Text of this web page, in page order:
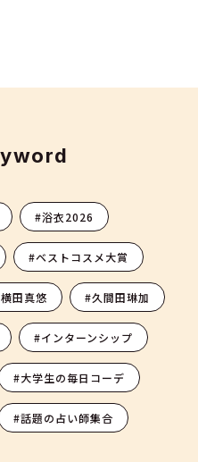
#浴衣2026
#ベストコスメ大賞
田真悠 #久間田琳加
#インターンシップ
#大学生の毎日コーデ
#話題の占い師集合